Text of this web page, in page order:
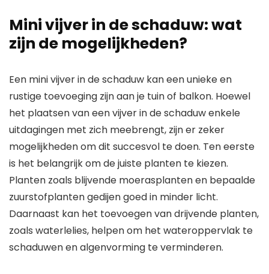
Mini vijver in de schaduw: wat
zijn de mogelijkheden?
Een mini vijver in de schaduw kan een unieke en
rustige toevoeging zijn aan je tuin of balkon. Hoewel
het plaatsen van een vijver in de schaduw enkele
uitdagingen met zich meebrengt, zijn er zeker
mogelijkheden om dit succesvol te doen. Ten eerste
is het belangrijk om de juiste planten te kiezen.
Planten zoals blijvende moerasplanten en bepaalde
zuurstofplanten gedijen goed in minder licht.
Daarnaast kan het toevoegen van drijvende planten,
zoals waterlelies, helpen om het wateroppervlak te
schaduwen en algenvorming te verminderen.